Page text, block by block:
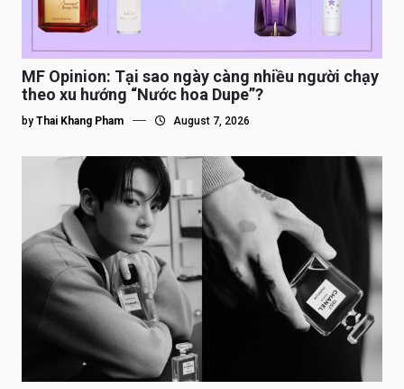
MF Opinion: Tại sao ngày càng nhiều người chạy
theo xu hướng “Nước hoa Dupe”?
by Thai Khang Pham August 7, 2026